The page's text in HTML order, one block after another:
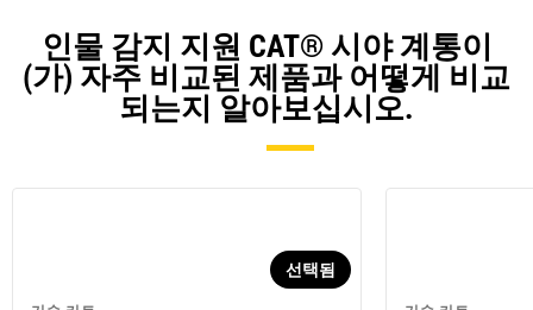
인물 감지 지원 CAT® 시야 계통이
(가) 자주 비교된 제품과 어떻게 비교
되는지 알아보십시오.
선택됨